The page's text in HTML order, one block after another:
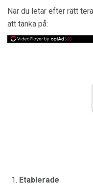
När du letar efter rätt
att tänka på:
Etablerade